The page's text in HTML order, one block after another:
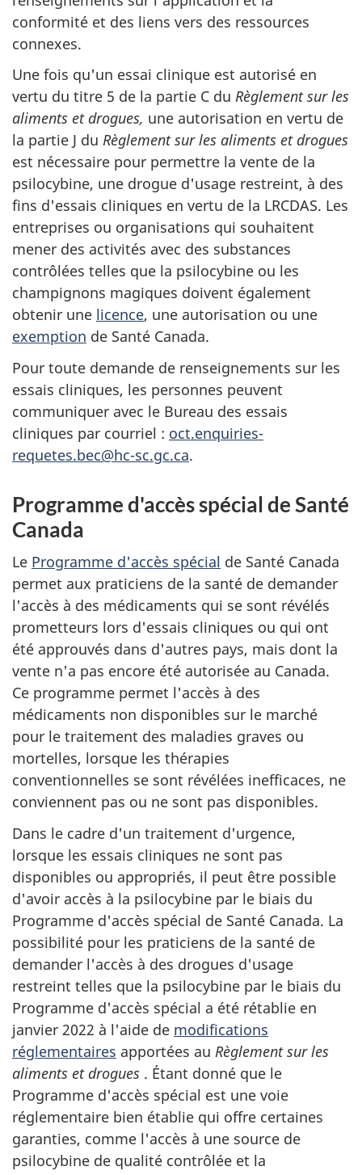
conformité et des liens vers des ressources
connexes.
Une fois qu'un essai clinique est autorisé en
vertu du titre 5 de la partie C du Règlement sur les
aliments et drogues, une autorisation en vertu de
la partie J du Règlement sur les aliments et drogues
est nécessaire pour permettre la vente de la
psilocybine, une drogue d'usage restreint, à des
fins d'essais cliniques en vertu de la LRCDAS. Les
entreprises ou organisations qui souhaitent
mener des activités avec des substances
contrôlées telles que la psilocybine ou les
champignons magiques doivent également
obtenir une licence, une autorisation ou une
exemption de Santé Canada.
Pour toute demande de renseignements sur les
essais cliniques, les personnes peuvent
communiquer avec le Bureau des essais
cliniques par courriel : oct.enquiries-
requetes.bec@hc-sc.gc.ca.
Programme d'accès spécial de Santé
Canada
Le Programme d'accès spécial de Santé Canada
permet aux praticiens de la santé de demander
l'accès à des médicaments qui se sont révélés
prometteurs lors d'essais cliniques ou qui ont
été approuvés dans d'autres pays, mais dont la
vente n'a pas encore été autorisée au Canada.
Ce programme permet l'accès à des
médicaments non disponibles sur le marché
pour le traitement des maladies graves ou
mortelles, lorsque les thérapies
conventionnelles se sont révélées inefficaces, ne
conviennent pas ou ne sont pas disponibles.
Dans le cadre d'un traitement d'urgence,
lorsque les essais cliniques ne sont pas
disponibles ou appropriés, il peut être possible
d'avoir accès à la psilocybine par le biais du
Programme d'accès spécial de Santé Canada. La
possibilité pour les praticiens de la santé de
demander l'accès à des drogues d'usage
restreint telles que la psilocybine par le biais du
Programme d'accès spécial a été rétablie en
janvier 2022 à l'aide de modifications
réglementaires apportées au Règlement sur les
aliments et drogues . Étant donné que le
Programme d'accès spécial est une voie
réglementaire bien établie qui offre certaines
garanties, comme l'accès à une source de
psilocybine de qualité contrôlée et la